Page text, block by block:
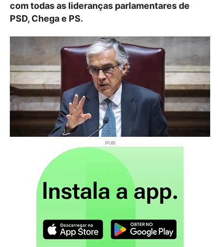
com todas as lideranças parlamentares de
PSD, Chega e PS.